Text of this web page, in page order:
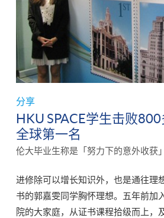
分享
HKU SPACE学生击败
全球第一名
伦大毕业生称是「努力下的意外收获」
进修除可以增长知识外，也是通往理
书的郭嘉雯同学胸怀理想。五年前加
院的大家庭，从证书课程拾级而上，